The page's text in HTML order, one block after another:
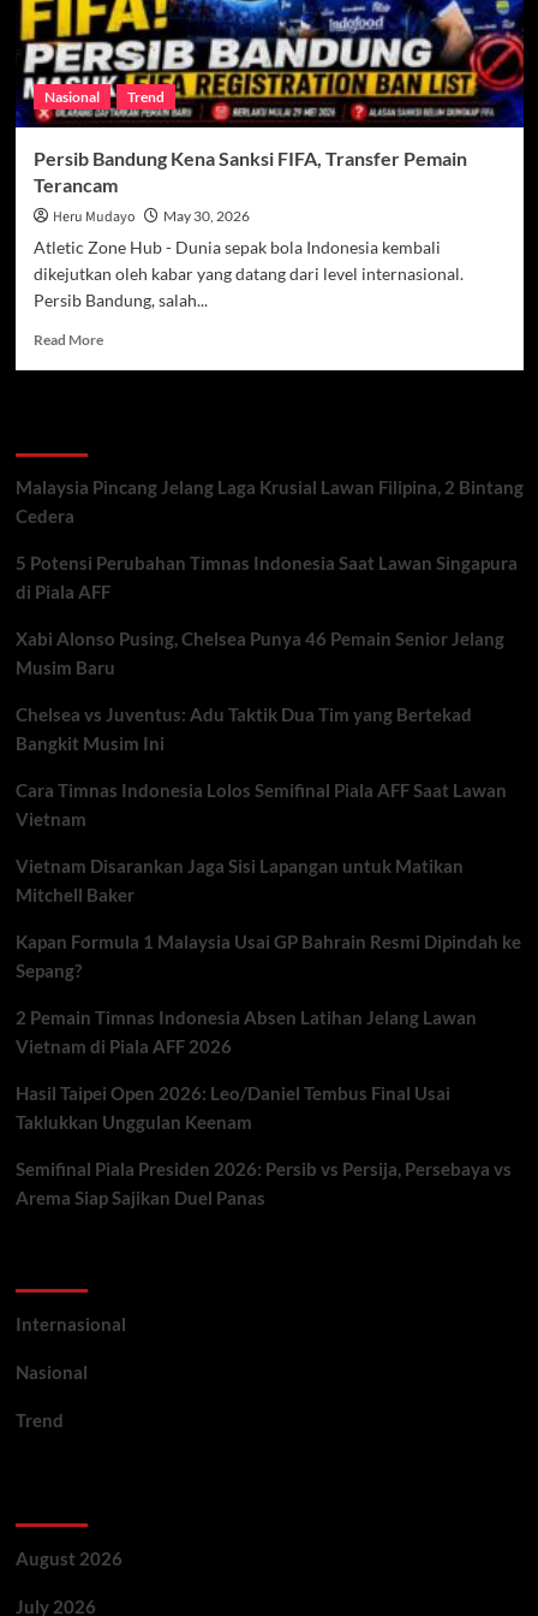
Nasional Trend
Persib Bandung Kena Sanksi FIFA, Transfer Pemain
Terancam
Heru Mudayo May 30, 2026
Atletic Zone Hub - Dunia sepak bola Indonesia kembali
dikejutkan oleh kabar yang datang dari level internasional.
Persib Bandung, salah...
Read MoreRead
FIFA,
Terancam
Malaysia Pincang Jelang Laga Krusial Lawan Filipina, 2 Bintang
Cedera
5 Potensi Perubahan Timnas Indonesia Saat Lawan Singapura
di Piala AFF
Xabi Alonso Pusing, Chelsea Punya 46 Pemain Senior Jelang
Musim Baru
Chelsea vs Juventus: Adu Taktik Dua Tim yang Bertekad
Bangkit Musim Ini
Cara Timnas Indonesia Lolos Semifinal Piala AFF Saat Lawan
Vietnam
Vietnam Disarankan Jaga Sisi Lapangan untuk Matikan
Mitchell Baker
Kapan Formula 1 Malaysia Usai GP Bahrain Resmi Dipindah ke
Sepang?
2 Pemain Timnas Indonesia Absen Latihan Jelang Lawan
Vietnam di Piala AFF 2026
Hasil Taipei Open 2026: Leo/Daniel Tembus Final Usai
Taklukkan Unggulan Keenam
Semifinal Piala Presiden 2026: Persib vs Persija, Persebaya vs
Arema Siap Sajikan Duel Panas
Internasional
Nasional
Trend
August 2026
July 2026